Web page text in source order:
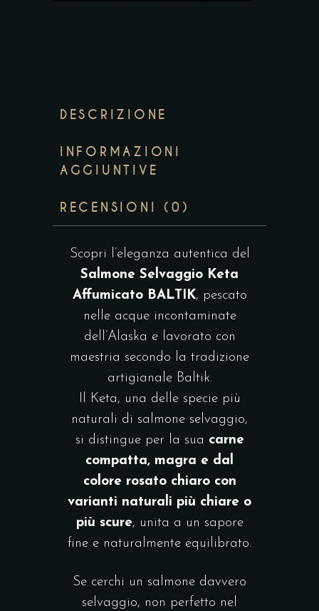
DESCRIZIONE
INFORMAZIONI
AGGIUNTIVE
RECENSIONI (0)
Scopri l’eleganza autentica del
Salmone Selvaggio Keta
Affumicato BALTIK, pescato
nelle acque incontaminate
dell’Alaska e lavorato con
maestria secondo la tradizione
artigianale Baltik.
Il Keta, una delle specie più
naturali di salmone selvaggio,
si distingue per la sua carne
compatta, magra e dal
colore rosato chiaro con
varianti naturali più chiare o
più scure, unita a un sapore
fine e naturalmente equilibrato.
Se cerchi un salmone davvero
selvaggio, non perfetto nel